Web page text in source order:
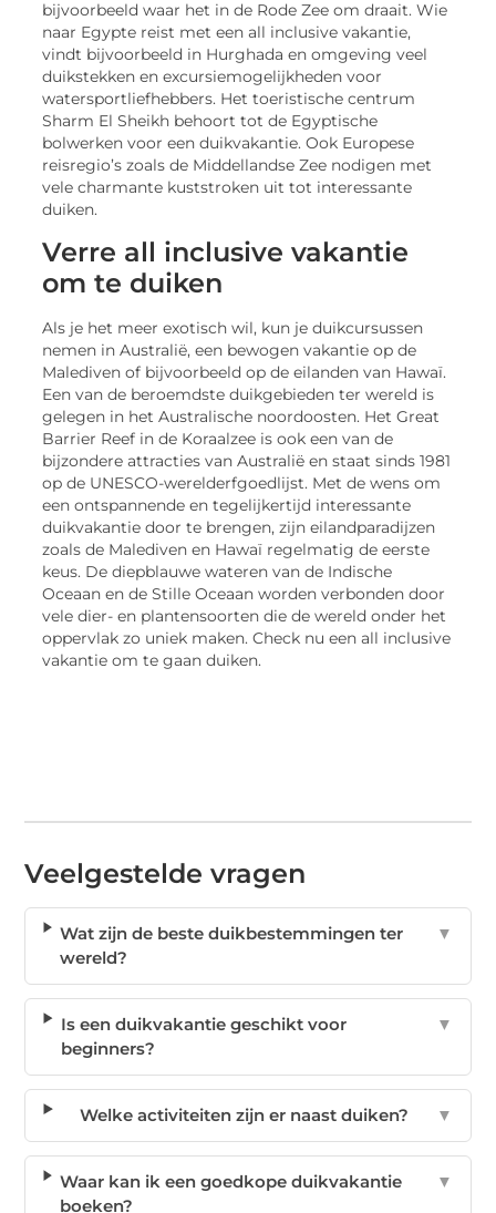
bijvoorbeeld waar het in de Rode Zee om draait. Wie
naar Egypte reist met een all inclusive vakantie,
vindt bijvoorbeeld in Hurghada en omgeving veel
duikstekken en excursiemogelijkheden voor
watersportliefhebbers. Het toeristische centrum
Sharm El Sheikh behoort tot de Egyptische
bolwerken voor een duikvakantie. Ook Europese
reisregio’s zoals de Middellandse Zee nodigen met
vele charmante kuststroken uit tot interessante
duiken.
Verre all inclusive vakantie
om te duiken
Als je het meer exotisch wil, kun je duikcursussen
nemen in Australië, een bewogen vakantie op de
Malediven of bijvoorbeeld op de eilanden van Hawaï.
Een van de beroemdste duikgebieden ter wereld is
gelegen in het Australische noordoosten. Het Great
Barrier Reef in de Koraalzee is ook een van de
bijzondere attracties van Australië en staat sinds 1981
op de UNESCO-werelderfgoedlijst. Met de wens om
een ontspannende en tegelijkertijd interessante
duikvakantie door te brengen, zijn eilandparadijzen
zoals de Malediven en Hawaï regelmatig de eerste
keus. De diepblauwe wateren van de Indische
Oceaan en de Stille Oceaan worden verbonden door
vele dier- en plantensoorten die de wereld onder het
oppervlak zo uniek maken. Check nu een all inclusive
vakantie om te gaan duiken.
Veelgestelde vragen
Wat zijn de beste duikbestemmingen ter
wereld?
▼
Is een duikvakantie geschikt voor
beginners?
▼
Welke activiteiten zijn er naast duiken? ▼
Waar kan ik een goedkope duikvakantie
boeken?
▼